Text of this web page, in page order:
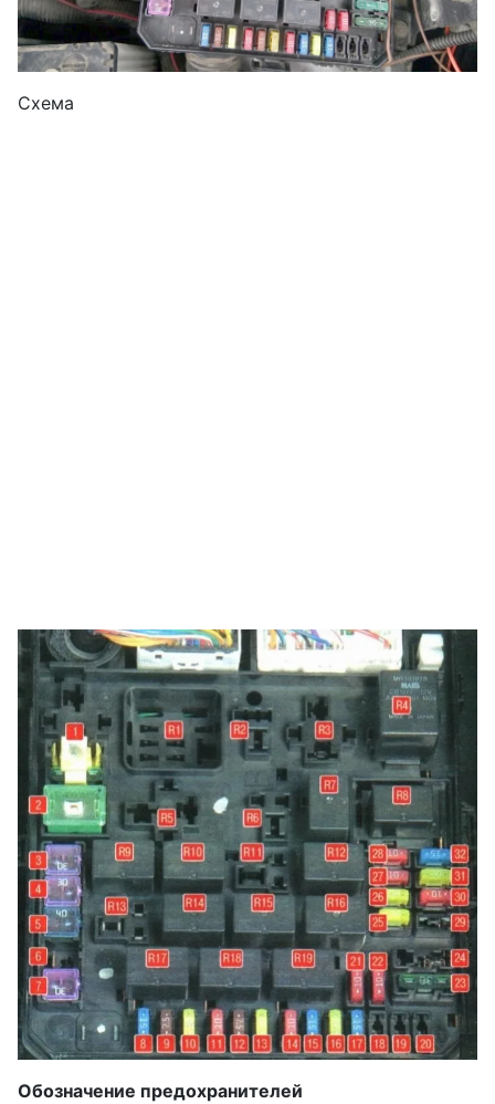
Схема
Обозначение предохранителей